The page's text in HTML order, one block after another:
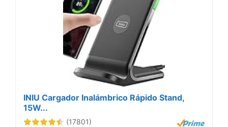
INIU Cargador Inalámbrico Rápido Stand,
15W...
(17801)